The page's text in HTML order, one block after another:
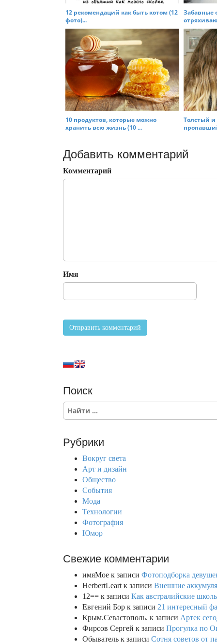
12 рекомендаций как быть котом (12
фото)...
Забавные
10 продуктов, которые можно
хранить всю жизнь (10 ...
Толстый и
Добавить комментарий
Комментарий
Имя
Поиск
S
e
c
Рубрики
Вокруг света
Арт и дизайн
Общество
События
Мода
Технологии
Фотография
Юмор
Свежие комментарии
имяМое к записи Фотоподборка
HerbertLeartк записи Внешние
12== к записи Как австралийские
Евгений Бор к записи 21 интересный
Крым.Севастополь. к записи Артек
Фирсов Сергей к записи Прогулка по
Обыватель к записи Сотня советов от